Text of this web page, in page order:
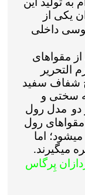
یکی از
داخلی
مقواهای
التحریر
شفاف سفید
سختی و
مدل رول
مقواهای رول
اما
میگیرند.
پِرگاس